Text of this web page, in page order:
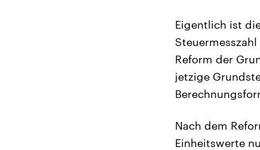
Eigentlich ist
Reform der
jetzige
Nach dem
Einheitswerte